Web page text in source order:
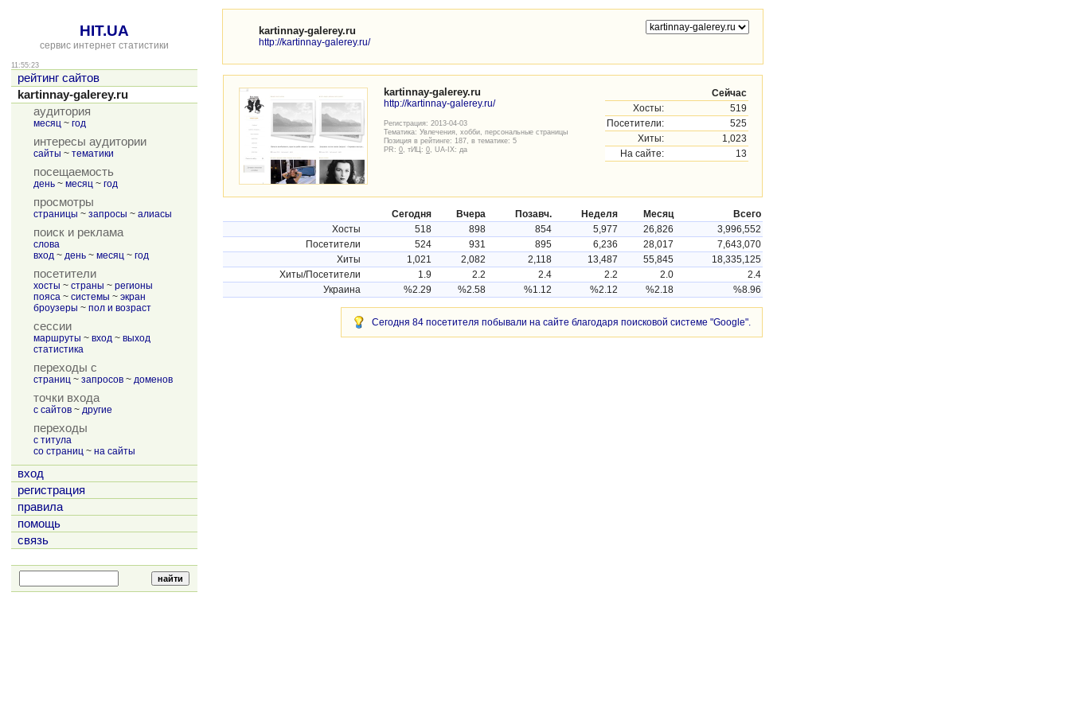
HIT.UA
сервис интернет статистики
11:55:23
рейтинг сайтов
kartinnay-galerey.ru
аудитория
месяц ~ год
интересы аудитории
сайты ~ тематики
посещаемость
день ~ месяц ~ год
просмотры
страницы ~ запросы ~ алиасы
поиск и реклама
слова
вход ~ день ~ месяц ~ год
посетители
хосты ~ страны ~ регионы
пояса ~ системы ~ экран
броузеры ~ пол и возраст
сессии
маршруты ~ вход ~ выход
статистика
переходы с
страниц ~ запросов ~ доменов
точки входа
с сайтов ~ другие
переходы
с титула
со страниц ~ на сайты
вход
регистрация
правила
помощь
связь
kartinnay-galerey.ru
http://kartinnay-galerey.ru/
kartinnay-galerey.ru
http://kartinnay-galerey.ru/
Регистрация: 2013-04-03
Тематика: Увлечения, хобби, персональные страницы
Позиция в рейтинге: 187, в тематике: 5
PR: 0 , тИЦ: 0 , UA-IX: да
Сейчас
Хосты:
519
Посетители:
525
Хиты:
1,023
На сайте:
13
Сегодня Вчера Позавч. Неделя Месяц
Всего
Хосты
518 898 854 5,977 26,826
3,996,552
Посетители
524 931 895 6,236 28,017
7,643,070
Хиты
1,021 2,082 2,118 13,487 55,845
18,335,125
Хиты/Посетители
1.9 2.2 2.4 2.2 2.0
2.4
Украина
%2.29 %2.58 %1.12 %2.12 %2.18 %8.96
Сегодня 84 посетителя побывали на сайте благодаря поисковой системе "Google".